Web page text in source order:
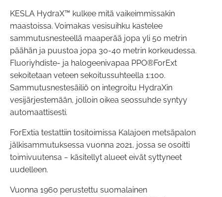
KESLA HydraX™ kulkee mitä vaikeimmissakin
maastoissa. Voimakas vesisuihku kastelee
sammutusnesteellä maaperää jopa yli 50 metrin
päähän ja puustoa jopa 30-40 metrin korkeudessa.
Fluoriyhdiste- ja halogeenivapaa PPO®ForExt
sekoitetaan veteen sekoitussuhteella 1:100.
Sammutusnestesäiliö on integroitu HydraXin
vesijärjestemään, jolloin oikea seossuhde syntyy
automaattisesti.
ForExtia testattiin tositoimissa Kalajoen metsäpalon
jälkisammutuksessa vuonna 2021, jossa se osoitti
toimivuutensa − käsitellyt alueet eivät syttyneet
uudelleen.
Vuonna 1960 perustettu suomalainen